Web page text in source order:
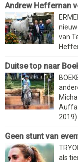
Andrew Heffernan
van
Duitse top naar
2019)
Geen stunt van
als